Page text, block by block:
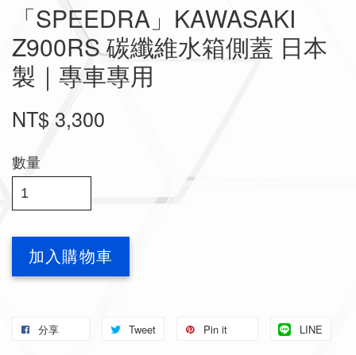
「SPEEDRA」KAWASAKI
Z900RS 碳纖維水箱側蓋 日本
製｜專車專用
NT$ 3,300
數量
加入購物車
分享 Tweet Pin it LINE